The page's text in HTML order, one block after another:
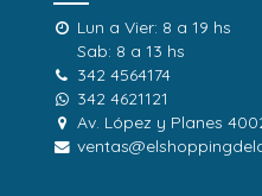
Lun a Vier: 8 a 19 hs
Sab: 8 a 13 hs
342 4564174
342 4621121
Av. López y Planes